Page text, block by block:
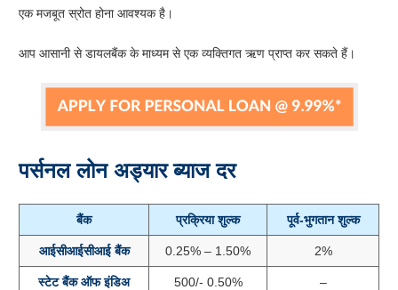
एक मजबूत स्रोत होना आवश्यक है।
आप आसानी से डायलबैंक के माध्यम से एक व्यक्तिगत ऋण प्राप्त कर सकते हैं।
पर्सनल लोन अड्यार ब्याज दर
बैंक प्रक्रिया शुल्क पूर्व-भुगतान शुल्क
आईसीआईसीआई बैंक 0.25% – 1.50% 2%
स्टेट बैंक ऑफ इंडिअ 500/- 0.50% –